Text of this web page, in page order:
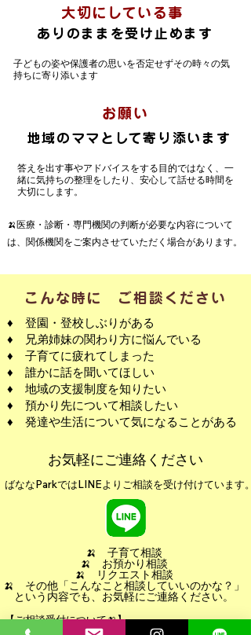
大切にしている事
ありのままを受け止めます
子どもの姿や保護者の思いを否定せずその時々の気
持ちに寄り添います
お願い
地域のママとして寄り添います
答えを出す事やアドバイスをする目的ではなく、一
緒に気持ちの整理をしたり、安心して話せる時間を
大切にします。
🍌医療・診断・専門機関の判断が必要な内容について
は、関係機関をご案内させていただく場合があります。
こんな時に ご相談ください
♦ 登園・登校しぶりがある
♦ 兄弟姉妹の関わり方に悩んでいる
♦ 子育てに疲れてしまった
♦ 誰かに話を聞いてほしい
♦ 地域の支援制度を知りたい
♦ 預かり先について相談したい
♦ 発達や生活について気になることがある
お気軽にご連絡ください
ばななParkではLINEよりご相談を受け付けています。
🍌 子育て相談
🍌 お預かり相談
​🍌 リクエスト相談
​🍌 その他「こんなこと相談していいのかな？」
という内容でも、お気軽にご連絡ください。
【ご相談受付について🍌】
LINEでの受付は24時間可能です。